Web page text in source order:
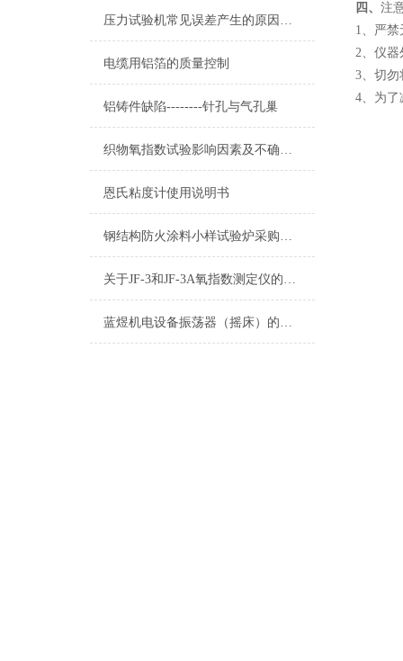
压力试验机常见误差产生的原因及消除方法
电缆用铝箔的质量控制
铝铸件缺陷--------针孔与气孔巢
织物氧指数试验影响因素及不确定度的评定
恩氏粘度计使用说明书
钢结构防火涂料小样试验炉采购应注意的问题
关于JF-3和JF-3A氧指数测定仪的区别
蓝煜机电设备振荡器（摇床）的分类介绍
四、 注
1、严
2、仪器
3、切勿
4、为了